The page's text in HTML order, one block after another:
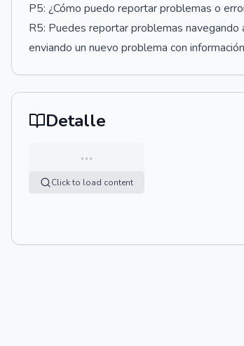
P5: ¿Cómo puedo reportar problemas o
R5: Puedes reportar problemas
enviando un nuevo problema con
Detalle
…
Click to load content